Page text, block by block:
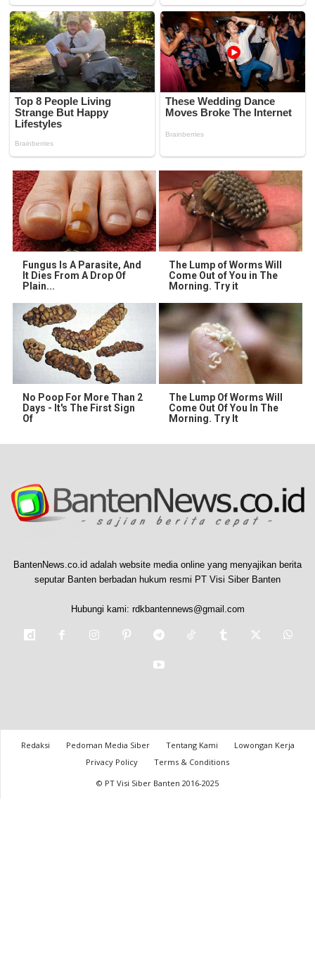
Fungus Is A Parasite, And
It Dies From A Drop Of
Plain...
The Lump of Worms Will
Come Out of You in The
Morning. Try it
No Poop For More Than 2
Days - It's The First Sign
Of
The Lump Of Worms Will
Come Out Of You In The
Morning. Try It
BantenNews.co.id adalah website media online yang menyajikan berita
seputar Banten berbadan hukum resmi PT Visi Siber Banten
Hubungi kami: rdkbantennews@gmail.com
Redaksi Pedoman Media Siber Tentang Kami
Lowongan Kerja
Privacy Policy
Terms & Conditions
© PT Visi Siber Banten 2016-2025